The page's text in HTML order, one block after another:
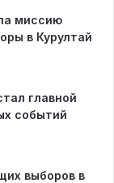
миссию
в Курултай
главной
событий
выборов в